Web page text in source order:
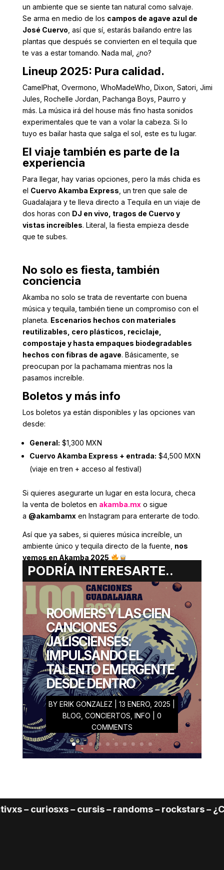
un ambiente que se siente tan natural como salvaje.
Se arma en medio de los campos de agave azul de
José Cuervo , así que sí, estarás bailando entre las
plantas que después se convierten en el tequila que
te vas a estar tomando. Nada mal, ¿no?
Lineup 2025: Pura calidad.
CamelPhat, Overmono, WhoMadeWho, Dixon, Satori, Jimi
Jules, Rochelle Jordan, Pachanga Boys, Paurro y
más. La música irá del house más fino hasta sonidos
experimentales que te van a volar la cabeza. Si lo
tuyo es bailar hasta que salga el sol, este es tu lugar.
El viaje también es parte de la
experiencia
Para llegar, hay varias opciones, pero la más chida es
el Cuervo Akamba Express , un tren que sale de
Guadalajara y te lleva directo a Tequila en un viaje de
dos horas con DJ en vivo, tragos de Cuervo y
vistas increíbles. Literal, la fiesta empieza desde
que te subes.
No solo es fiesta, también
conciencia
Akamba no solo se trata de reventarte con buena
música y tequila, también tiene un compromiso con el
planeta. Escenarios hechos con materiales
reutilizables, cero plásticos, reciclaje,
compostaje y hasta empaques biodegradables
hechos con fibras de agave. Básicamente, se
preocupan por la pachamama mientras nos la
pasamos increíble.
Boletos y más info
Los boletos ya están disponibles y las opciones van
desde:
General: $1,300 MXN
Cuervo Akamba Express + entrada: $4,500 MXN
(viaje en tren + acceso al festival)
Si quieres asegurarte un lugar en esta locura, checa
la venta de boletos en akamba.mxo sigue
a @akambamxen Instagram para enterarte de todo.
Así que ya sabes, si quieres música increíble, un
ambiente único y tequila directo de la fuente, nos
vemos en Akamba 2025
ERIK
GONZALEZ
MARZO 07, 2025
PODRÍA INTERESARTE..
ROOMERS Y LAS CIEN
CANCIONES
JALISCIENSES:
IMPULSANDO EL
TALENTO EMERGENTE
DESDE DENTRO
BYERIK GONZALEZ |13 ENERO, 2025
BLOG CONCIERTOS INFO | 0
COMMENTS
– cursis – randoms – rockstars – ¿Cuál